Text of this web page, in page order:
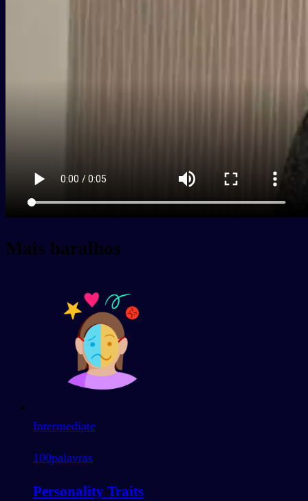
Mais baralhos
Intermediate
100palavras
Personality Traits